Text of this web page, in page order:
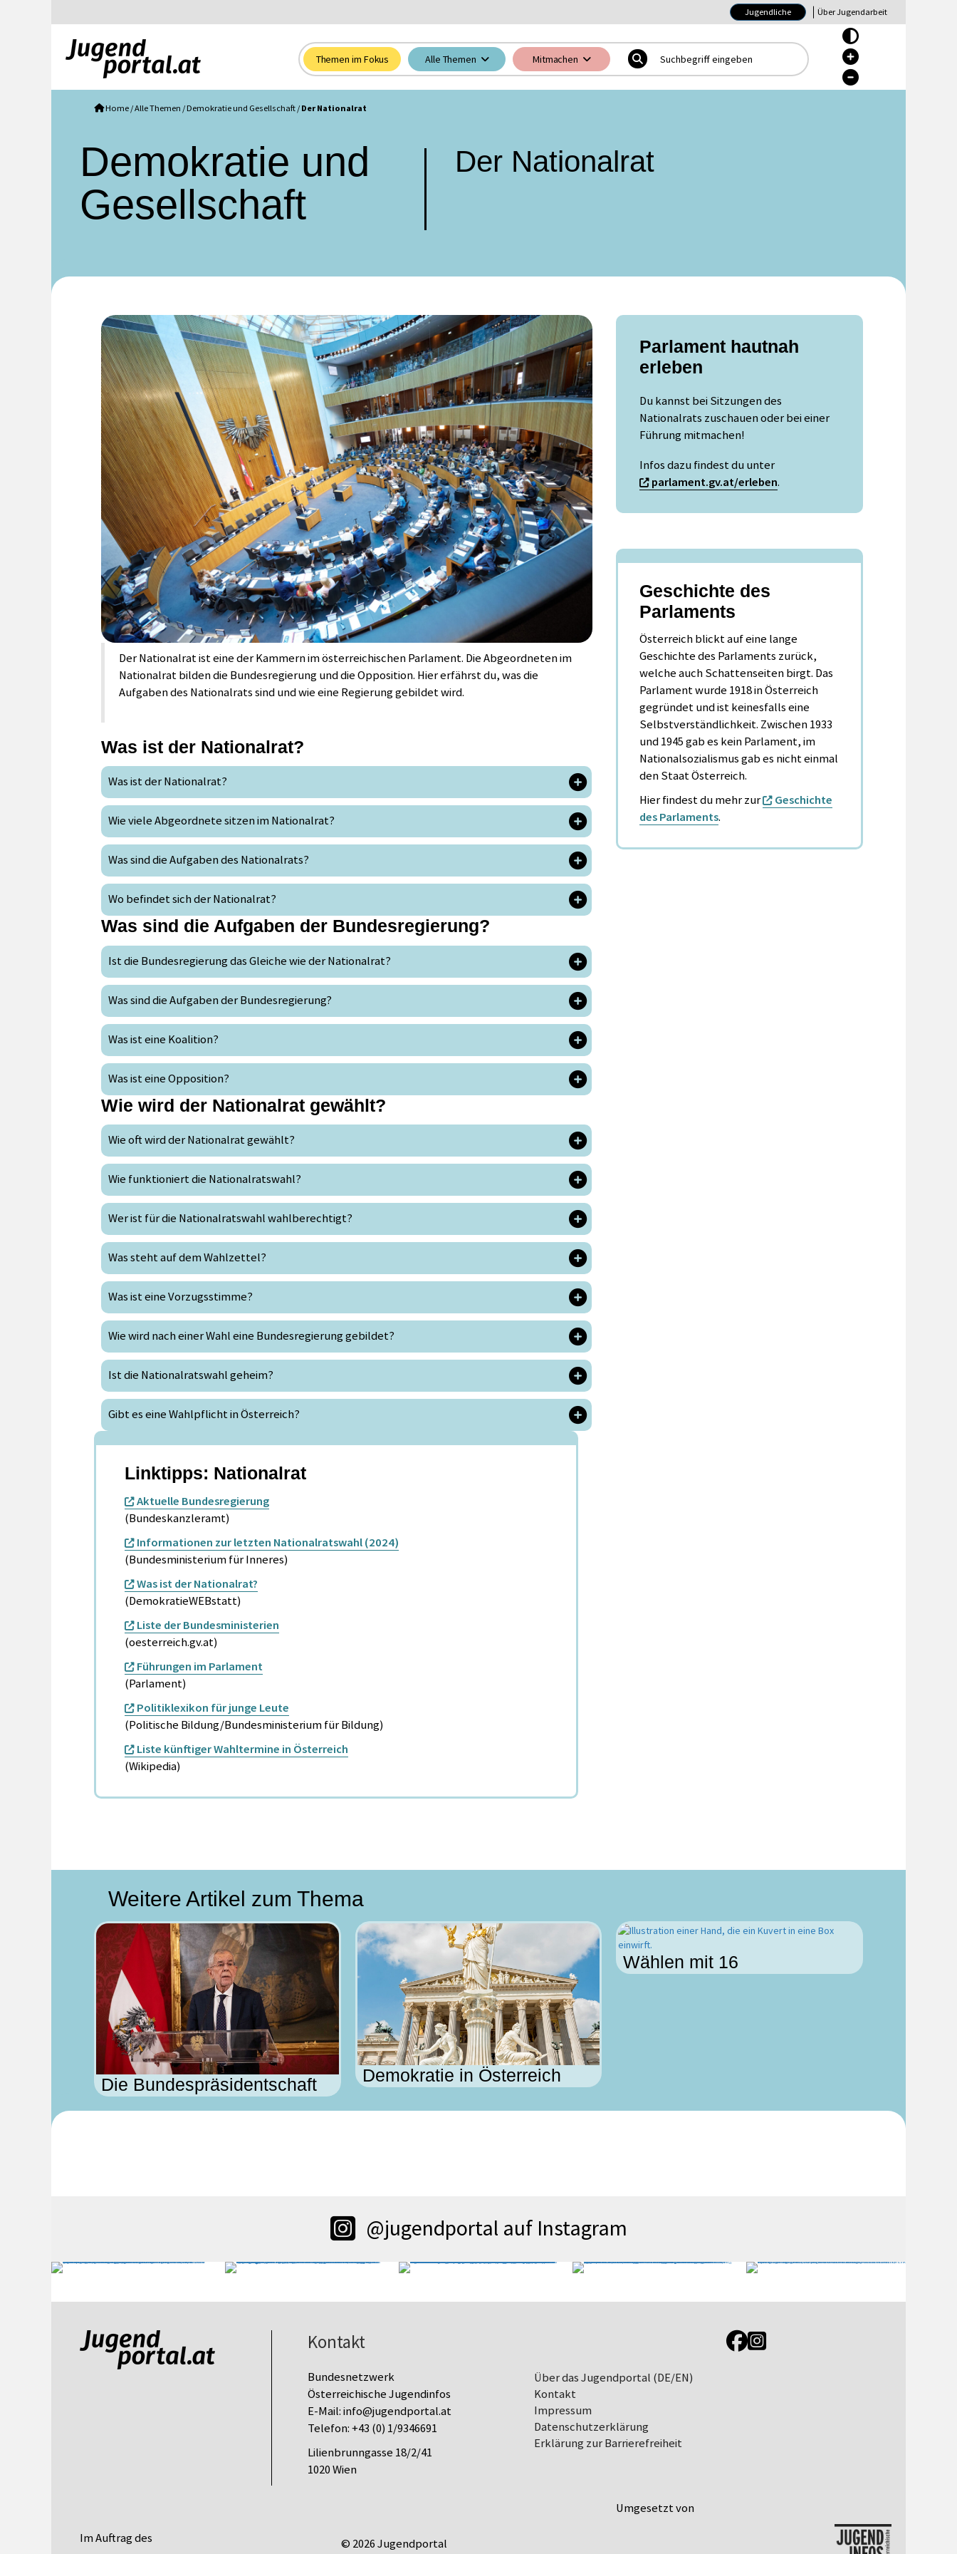
Jugendliche Über Jugendarbeit
Themen im Fokus Alle Themen Mitmachen
Hoher Kontrast Ein/Aus
Hoher Kontrast Ein/Aus
Hoher Kontrast Ein/Aus
Home /Alle Themen /Demokratie und Gesellschaft / Der Nationalrat
Demokratie und
Gesellschaft
Der Nationalrat
Der Nationalrat ist eine der Kammern im österreichischen Parlament. Die Abgeordneten im
Nationalrat bilden die Bundesregierung und die Opposition. Hier erfährst du, was die
Aufgaben des Nationalrats sind und wie eine Regierung gebildet wird.
Was ist der Nationalrat?
Was ist der Nationalrat?
Wie viele Abgeordnete sitzen im Nationalrat?
Was sind die Aufgaben des Nationalrats?
Wo befindet sich der Nationalrat?
Was sind die Aufgaben der Bundesregierung?
Ist die Bundesregierung das Gleiche wie der Nationalrat?
Was sind die Aufgaben der Bundesregierung?
Was ist eine Koalition?
Was ist eine Opposition?
Wie wird der Nationalrat gewählt?
Wie oft wird der Nationalrat gewählt?
Wie funktioniert die Nationalratswahl?
Wer ist für die Nationalratswahl wahlberechtigt?
Was steht auf dem Wahlzettel?
Was ist eine Vorzugsstimme?
Wie wird nach einer Wahl eine Bundesregierung gebildet?
Ist die Nationalratswahl geheim?
Gibt es eine Wahlpflicht in Österreich?
Linktipps: Nationalrat
Aktuelle Bundesregierung
(Bundeskanzleramt)
Informationen zur letzten Nationalratswahl (2024)
(Bundesministerium für Inneres)
Was ist der Nationalrat?
(DemokratieWEBstatt)
Liste der Bundesministerien
(oesterreich.gv.at)
Führungen im Parlament
(Parlament)
Politiklexikon für junge Leute
(Politische Bildung/Bundesministerium für Bildung)
Liste künftiger Wahltermine in Österreich
(Wikipedia)
Parlament hautnah
erleben
Du kannst bei Sitzungen des
Nationalrats zuschauen oder bei einer
Führung mitmachen!
Infos dazu findest du unter
parlament.gv.at/erleben.
Geschichte des
Parlaments
Österreich blickt auf eine lange
Geschichte des Parlaments zurück,
welche auch Schattenseiten birgt. Das
Parlament wurde 1918 in Österreich
gegründet und ist keinesfalls eine
Selbstverständlichkeit. Zwischen 1933
und 1945 gab es kein Parlament, im
Nationalsozialismus gab es nicht einmal
den Staat Österreich.
Hier findest du mehr zur
Geschichte
des Parlaments.
Weitere Artikel zum Thema
Die Bundespräsidentschaft Demokratie in Österreich
Wählen mit 16
@jugendportal auf Instagram
Kontakt
Bundesnetzwerk
Österreichische Jugendinfos
E-Mail:info@jugendportal.at
Telefon:+43 (0) 1/9346691
Lilienbrunngasse 18/2/41
1020 Wien
Über das Jugendportal (DE/EN)
Kontakt
Impressum
Datenschutz­erklärung
Erklärung zur Barrierefreiheit
Link zur Jugendportal Facebookseite
Link zur Jugendportal Instagramseite
Im Auftrag des © 2026 Jugendportal
Umgesetzt von